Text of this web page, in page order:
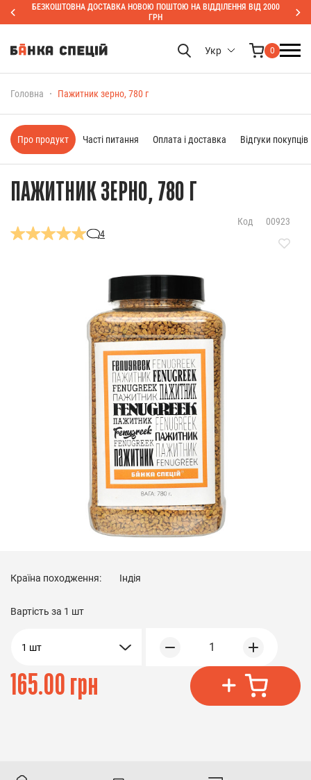
БЕЗКОШТОВНА ДОСТАВКА НОВОЮ ПОШТОЮ НА ВІДДІЛЕННЯ ВІД 2000
ГРН
Укр 0
Головна Пажитник зерно, 780 г
ПАЖИТНИК ЗЕРНО, 780 Г
4
Код 00923
Країна походження: Індія
Вартість за 1 шт
1 шт 1
165.00 грн
Про продукт Часті питання Оплата і доставка Відгуки покупців